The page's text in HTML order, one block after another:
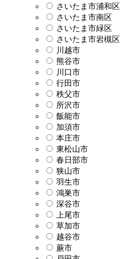
さいたま市浦和区
さいたま市南区
さいたま市緑区
さいたま市岩槻区
川越市
熊谷市
川口市
行田市
秩父市
所沢市
飯能市
加須市
本庄市
東松山市
春日部市
狭山市
羽生市
鴻巣市
深谷市
上尾市
草加市
越谷市
蕨市